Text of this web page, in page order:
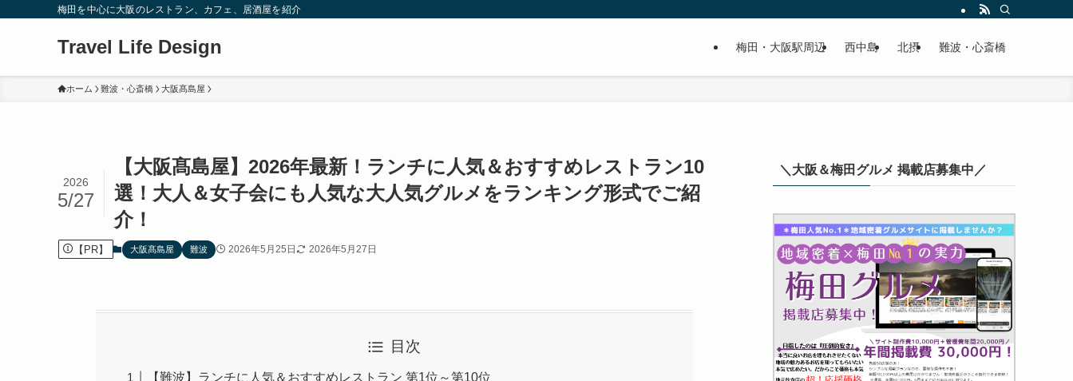
梅田を中心に大阪のレストラン、カフェ、居酒屋を紹介
Travel Life Design 梅田・大阪駅周辺 西中島 北摂 難波・心斎橋
ホーム 難波・心斎橋 大阪髙島屋
【大阪髙島屋】2026年最新！ランチに人気＆おすすめレストラン10
選！大人＆女子会にも人気な大人気グルメをランキング形式でご紹
介！
2026
5/27
【PR】 大阪髙島屋 難波 2026年5月25日 2026年5月27日
目次
【難波】ランチに人気＆おすすめレストラン 第1位～第10位
＼大阪＆梅田グルメ 掲載店募集中／